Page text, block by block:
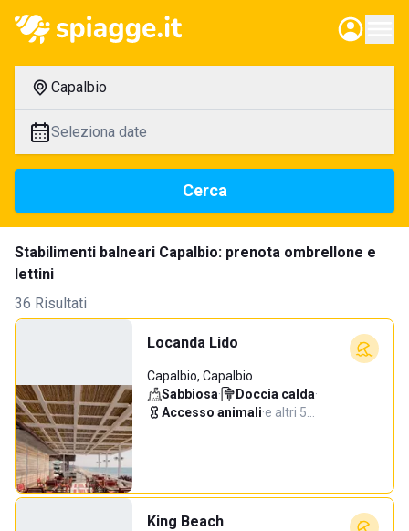
Capalbio
Seleziona date
Cerca
Stabilimenti balneari Capalbio: prenota ombrellone e
lettini
36 Risultati
Locanda Lido
Capalbio, Capalbio
Sabbiosa· Doccia calda·
Accesso animali·e altri 5…
King Beach